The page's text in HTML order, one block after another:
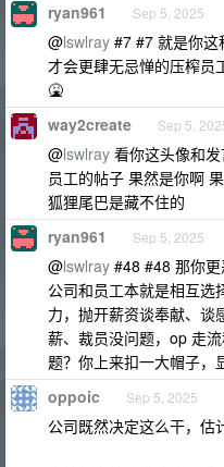
ryan961 Sep 5, 2025
@lswlray #7 #7 就是你这
才会更肆无忌惮的压榨员
🤮
way2create Sep 5,
@lswlray 看你这头像和
员工的帖子 果然是你啊
狐狸尾巴是藏不住的
ryan961 Sep 5, 2025
@lswlray #48 #48 那你更
公司和员工本就是相互选
力，抛开薪资谈奉献、谈
薪、裁员没问题，op 走
题？你上来扣一大帽子，
oppoic Sep 5, 2025
公司既然决定这么干，估